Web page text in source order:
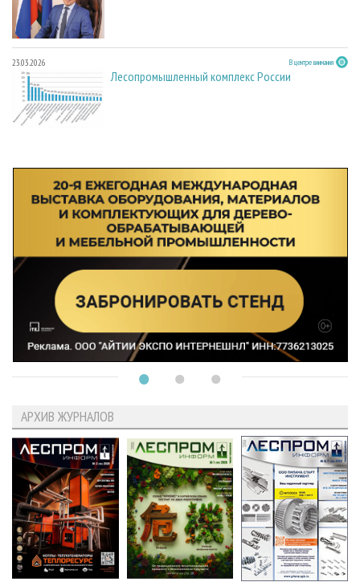
23.03.2026 В центре внимания
Лесопромышленный комплекс России
АРХИВ ЖУРНАЛОВ